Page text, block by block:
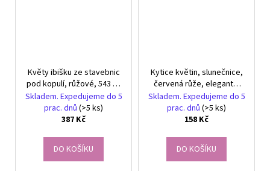
Květy ibišku ze stavebnic
pod kopulí, růžové, 543 ks
+12 let KL04
Skladem. Expedujeme do 5
prac. dnů (>5 ks)
387 Kč
DO KOŠÍKU
Kytice květin, slunečnice,
červená růže, elegantní
dárek
Skladem. Expedujeme do 5
prac. dnů (>5 ks)
158 Kč
DO KOŠÍKU